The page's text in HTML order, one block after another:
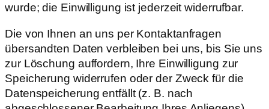
wurde; die Einwilligung ist jederzeit widerrufbar.
Die von Ihnen an uns per Kontaktanfragen
übersandten Daten verbleiben bei uns, bis Sie uns
zur Löschung auffordern, Ihre Einwilligung zur
Speicherung widerrufen oder der Zweck für die
Datenspeicherung entfällt (z. B. nach